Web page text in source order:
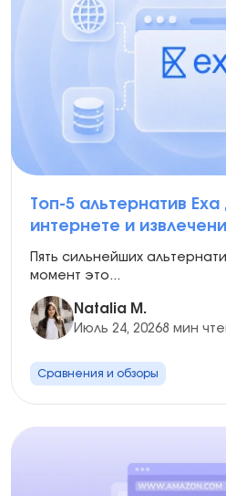
Топ-5 альтернатив
интернете и
году
Пять сильнейших
момент это...
Natalia M.
Июль 24, 20268 мин
Сравнения и обзоры